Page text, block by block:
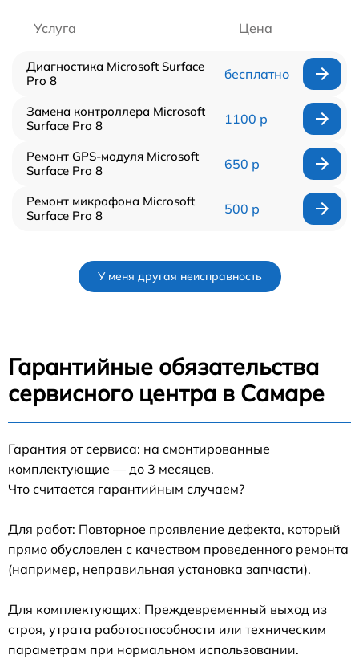
Услуга Цена
Диагностика Microsoft Surface
Pro 8
бесплатно
Замена контроллера Microsoft
Surface Pro 8
1100 р
Ремонт GPS-модуля Microsoft
Surface Pro 8
650 р
Ремонт микрофона Microsoft
Surface Pro 8
500 р
У меня другая неисправность
Гарантийные обязательства
сервисного центра в Самаре
Гарантия от сервиса: на смонтированные
комплектующие — до 3 месяцев.
Что считается гарантийным случаем?
Для работ: Повторное проявление дефекта, который
прямо обусловлен с качеством проведенного ремонта
(например, неправильная установка запчасти).
Для комплектующих: Преждевременный выход из
строя, утрата работоспособности или техническим
параметрам при нормальном использовании.